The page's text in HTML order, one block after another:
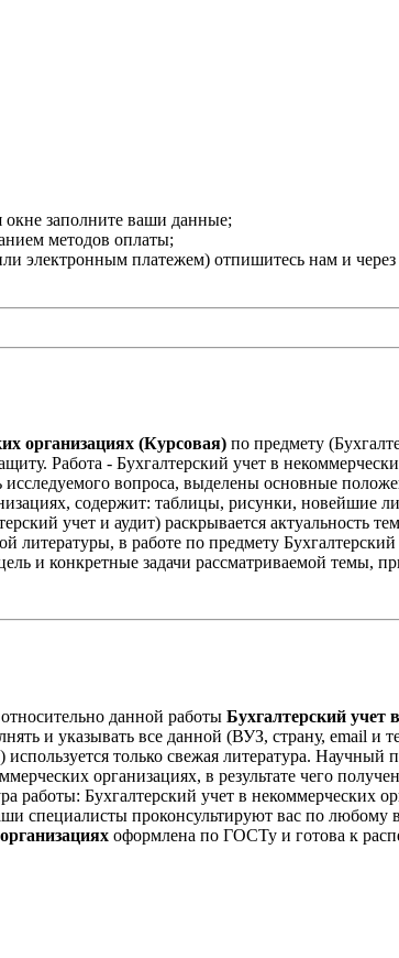
заполните ваши данные;
методов оплаты;
электронным платежем) отпишитесь нам и через
организациях (Курсовая) по предмету
Работа - Бухгалтерский учет в
вопроса, выделены основные
содержит: таблицы, рисунки, новейшие
учет и аудит) раскрывается актуальность
литературы, в работе по предмету
и конкретные задачи рассматриваемой темы,
данной работы Бухгалтерский учет
и указывать все данной (ВУЗ, страну, email
только свежая литература.
организациях, в результате чего
работы: Бухгалтерский учет в некоммерческих
специалисты проконсультируют вас по любому
оформлена по ГОСТу и готова к